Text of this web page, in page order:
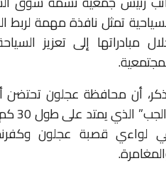
تمثل نافذة مهمة لربط
مبادراتها إلى تعزيز
لواءي قصبة عجلون